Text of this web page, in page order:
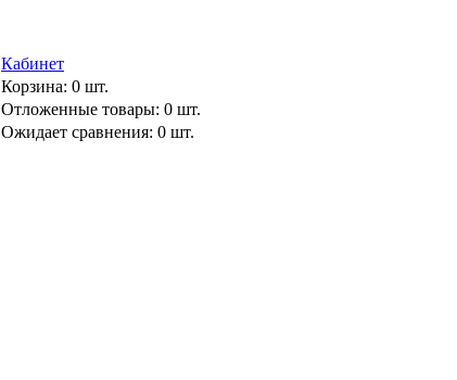
Кабинет
Корзина: 0 шт.
Отложенные товары: 0 шт.
Ожидает сравнения: 0 шт.